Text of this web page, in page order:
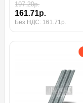
197.20р.
161.71р.
Без НДС: 161.71р.